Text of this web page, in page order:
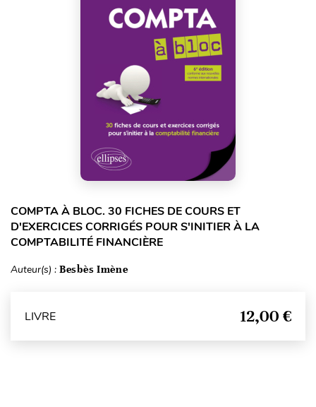
COMPTA À BLOC. 30 FICHES DE COURS ET
D'EXERCICES CORRIGÉS POUR S'INITIER À LA
COMPTABILITÉ FINANCIÈRE
Auteur(s) : Besbès Imène
LIVRE 12,00 €